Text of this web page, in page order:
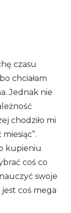
czasu
chciałam
Jednak nie
chodziło mi
kupieniu
coś co
swoje
coś mega